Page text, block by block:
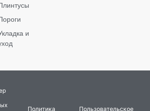
и
Политика Пользовательское